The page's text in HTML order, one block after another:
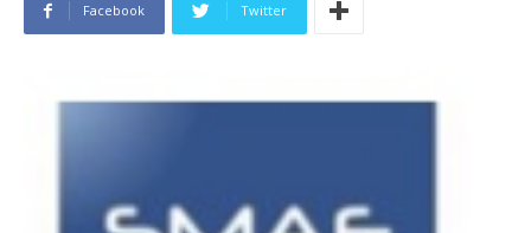
Facebook Twitter